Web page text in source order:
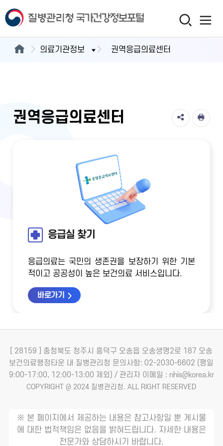
의료기관정보 권역응급의료센터
권역응급의료센터
응급실 찾기
응급의료는 국민의 생존권을 보장하기 위한 기본
적이고 공공성이 높은 보건의료 서비스입니다.
바로가기
[ 28159 ] 충청북도 청주시 흥덕구 오송읍 오송생명2로 187 오송
보건의료행정타운 내 질병관리청 문의사항: 02-2030-6602 (평일
9:00-17:00, 12:00-13:00 제외) / 관리자 이메일 : nhis@korea.kr
COPYRIGHT @ 2024 질병관리청. ALL RIGHT RESERVED
※ 본 페이지에서 제공하는 내용은 참고사항일 뿐 게시물
에 대한 법적책임은 없음을 밝혀드립니다. 자세한 내용은
전문가와 상담하시기 바랍니다.